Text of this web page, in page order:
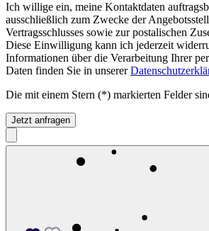
Ich willige ein, meine Kontaktdaten
ausschließlich zum Zwecke der
Vertragsschlusses sowie zur postalischen
Diese Einwilligung kann ich jederzeit
Informationen über die Verarbeitung Ihrer
Daten finden Sie in unserer
Die mit einem Stern (*) markierten Felder
Jetzt anfragen